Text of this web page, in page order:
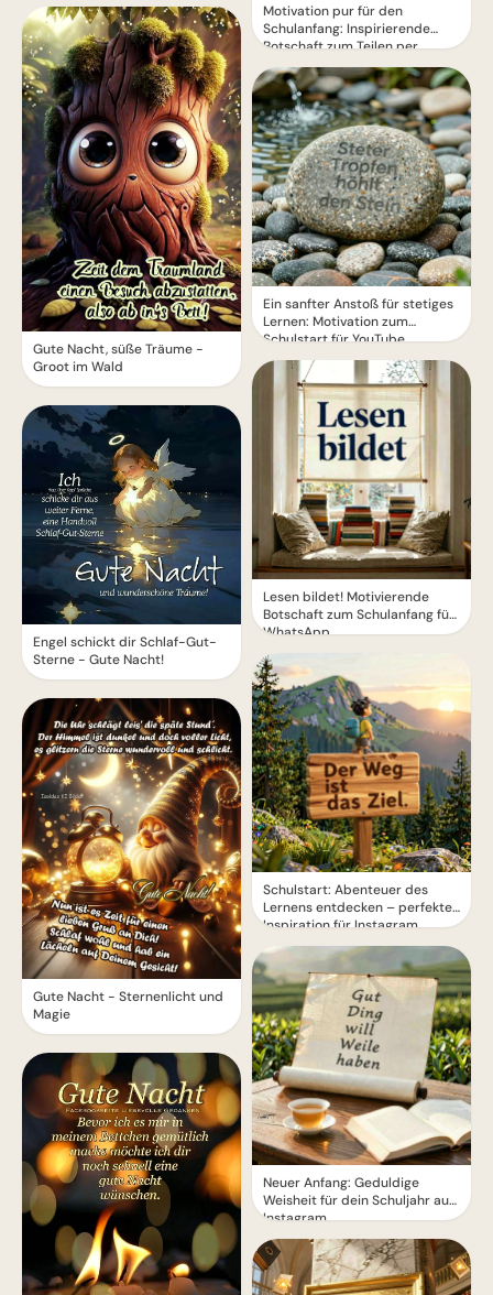
Gute Nacht, süße Träume -
Groot im Wald
Engel schickt dir Schlaf-Gut-
Sterne - Gute Nacht!
Gute Nacht - Sternenlicht und
Magie
Motivation pur für den
Schulanfang: Inspirierende
Botschaft zum Teilen per
WhatsApp!
Ein sanfter Anstoß für stetiges
Lernen: Motivation zum
Schulstart für YouTube.
Lesen bildet! Motivierende
Botschaft zum Schulanfang für
WhatsApp
Schulstart: Abenteuer des
Lernens entdecken – perfekte
Inspiration für Instagram
Neuer Anfang: Geduldige
Weisheit für dein Schuljahr auf
Instagram.